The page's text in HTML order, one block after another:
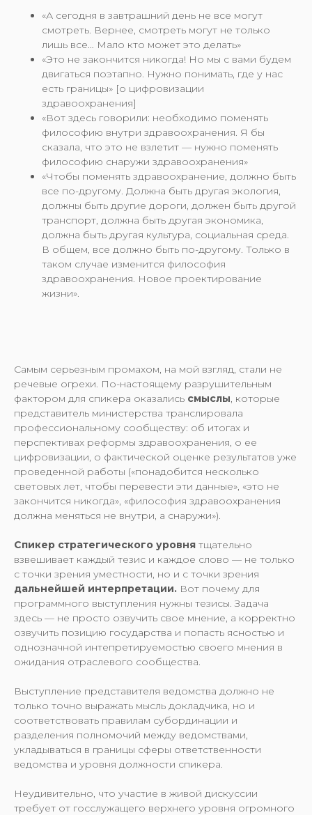
«А сегодня в завтрашний день не все могут
смотреть. Вернее, смотреть могут не только
лишь все… Мало кто может это делать»
«Это не закончится никогда! Но мы с вами будем
двигаться поэтапно. Нужно понимать, где у нас
есть границы» [о цифровизации
здравоохранения]
«Вот здесь говорили: необходимо поменять
философию внутри здравоохранения. Я бы
сказала, что это не взлетит — нужно поменять
философию снаружи здравоохранения»
«Чтобы поменять здравоохранение, должно быть
все по-другому. Должна быть другая экология,
должны быть другие дороги, должен быть другой
транспорт, должна быть другая экономика,
должна быть другая культура, социальная среда.
В общем, все должно быть по-другому. Только в
таком случае изменится философия
здравоохранения. Новое проектирование
жизни».
Самым серьезным промахом, на мой взгляд, стали не
речевые огрехи. По-настоящему разрушительным
фактором для спикера оказались смыслы, которые
представитель министерства транслировала
профессиональному сообществу: об итогах и
перспективах реформы здравоохранения, о ее
цифровизации, о фактической оценке результатов уже
проведенной работы («понадобится несколько
световых лет, чтобы перевести эти данные», «это не
закончится никогда», «философия здравоохранения
должна меняться не внутри, а снаружи»).
Спикер стратегического уровня тщательно
взвешивает каждый тезис и каждое слово — не только
с точки зрения уместности, но и с точки зрения
дальнейшей интерпретации. Вот почему для
программного выступления нужны тезисы. Задача
здесь — не просто озвучить свое мнение, а корректно
озвучить позицию государства и попасть ясностью и
однозначной интепретируемостью своего мнения в
ожидания отраслевого сообщества.
Выступление представителя ведомства должно не
только точно выражать мысль докладчика, но и
соответствовать правилам субординации и
разделения полномочий между ведомствами,
укладываться в границы сферы ответственности
ведомства и уровня должности спикера.
Неудивительно, что участие в живой дискуссии
требует от госслужащего верхнего уровня огромного